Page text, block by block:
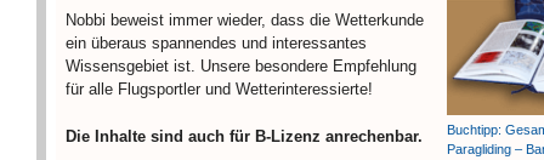
Nobbi beweist immer wieder, dass die Wetterkunde
ein überaus spannendes und interessantes
Wissensgebiet ist. Unsere besondere Empfehlung
für alle Flugsportler und Wetterinteressierte!
Die Inhalte sind auch für B-Lizenz anrechenbar.
Buchtipp:
Paragliding –